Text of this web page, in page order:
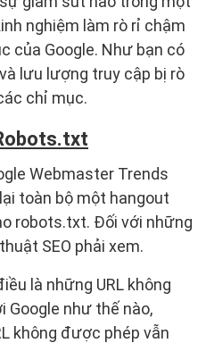
nghiệm làm rò rỉ chậm
của Google. Như bạn có
lưu lượng truy cập bị rò
chỉ mục.
Webmaster Trends
toàn bộ một hangout
robots.txt. Đối với những
SEO phải xem.
là những URL không
như thế nào,
không được phép vẫn